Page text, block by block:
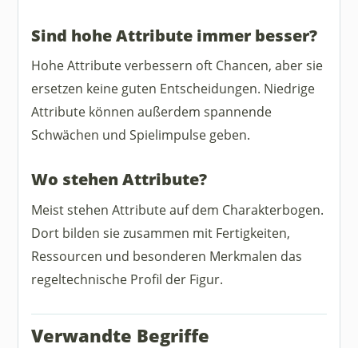
Sind hohe Attribute immer besser?
Hohe Attribute verbessern oft Chancen, aber sie
ersetzen keine guten Entscheidungen. Niedrige
Attribute können außerdem spannende
Schwächen und Spielimpulse geben.
Wo stehen Attribute?
Meist stehen Attribute auf dem Charakterbogen.
Dort bilden sie zusammen mit Fertigkeiten,
Ressourcen und besonderen Merkmalen das
regeltechnische Profil der Figur.
Verwandte Begriffe